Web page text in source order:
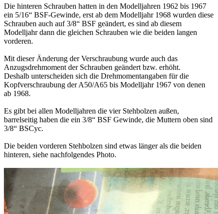
Die hinteren Schrauben hatten in den Modelljahren 1962 bis 1967
ein 5/16“ BSF-Gewinde, erst ab dem Modelljahr 1968 wurden diese
Schrauben auch auf 3/8“ BSF geändert, es sind ab diesem
Modelljahr dann die gleichen Schrauben wie die beiden langen
vorderen.
Mit dieser Änderung der Verschraubung wurde auch das
Anzugsdrehmoment der Schrauben geändert bzw. erhöht.
Deshalb unterscheiden sich die Drehmomentangaben für die
Kopfverschraubung der A50/A65 bis Modelljahr 1967 von denen
ab 1968.
Es gibt bei allen Modelljahren die vier Stehbolzen außen,
barrelseitig haben die ein 3/8“ BSF Gewinde, die Muttern oben sind
3/8“ BSCyc.
Die beiden vorderen Stehbolzen sind etwas länger als die beiden
hinteren, siehe nachfolgendes Photo.